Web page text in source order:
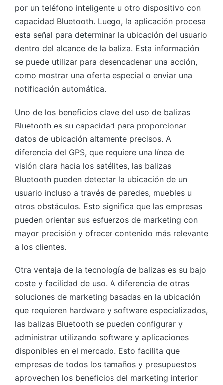
por un teléfono inteligente u otro dispositivo con
capacidad Bluetooth. Luego, la aplicación procesa
esta señal para determinar la ubicación del usuario
dentro del alcance de la baliza. Esta información
se puede utilizar para desencadenar una acción,
como mostrar una oferta especial o enviar una
notificación automática.
Uno de los beneficios clave del uso de balizas
Bluetooth es su capacidad para proporcionar
datos de ubicación altamente precisos. A
diferencia del GPS, que requiere una línea de
visión clara hacia los satélites, las balizas
Bluetooth pueden detectar la ubicación de un
usuario incluso a través de paredes, muebles u
otros obstáculos. Esto significa que las empresas
pueden orientar sus esfuerzos de marketing con
mayor precisión y ofrecer contenido más relevante
a los clientes.
Otra ventaja de la tecnología de balizas es su bajo
coste y facilidad de uso. A diferencia de otras
soluciones de marketing basadas en la ubicación
que requieren hardware y software especializados,
las balizas Bluetooth se pueden configurar y
administrar utilizando software y aplicaciones
disponibles en el mercado. Esto facilita que
empresas de todos los tamaños y presupuestos
aprovechen los beneficios del marketing interior